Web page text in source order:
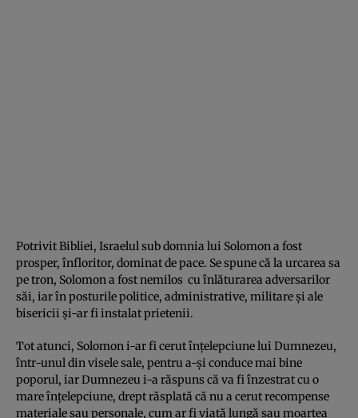
Potrivit Bibliei, Israelul sub domnia lui Solomon a fost
prosper, înfloritor, dominat de pace. Se spune că la urcarea sa
pe tron, Solomon a fost nemilos cu înlăturarea adversarilor
săi, iar în posturile politice, administrative, militare și ale
bisericii și-ar fi instalat prietenii.
Tot atunci, Solomon i-ar fi cerut înțelepciune lui Dumnezeu,
într-unul din visele sale, pentru a-și conduce mai bine
poporul, iar Dumnezeu i-a răspuns că va fi înzestrat cu o
mare înțelepciune, drept răsplată că nu a cerut recompense
materiale sau personale, cum ar fi viață lungă sau moartea